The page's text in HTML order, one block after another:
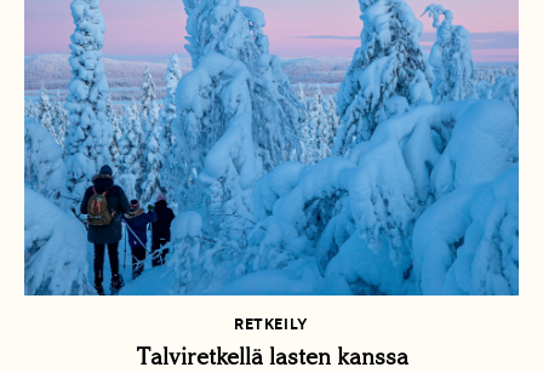
RETKEILY
Talviretkellä lasten kanssa